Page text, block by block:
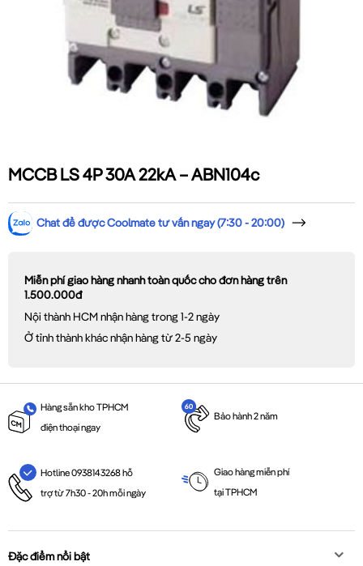
MCCB LS 4P 30A 22kA – ABN104c
Chat để được Coolmate tư vấn ngay (7:30 - 20:00)
Miễn phí giao hàng nhanh toàn quốc cho đơn hàng trên
1.500.000đ
Nội thành HCM nhận hàng trong 1-2 ngày
Ở tỉnh thành khác nhận hàng từ 2-5 ngày
Hàng sẵn kho TPHCM
điện thoại ngay
Bảo hành 2 năm
Hotline 0938143268 hỗ
trợ từ 7h30 - 20h mỗi ngày
Giao hàng miễn phí
tại TPHCM
Đặc điểm nổi bật